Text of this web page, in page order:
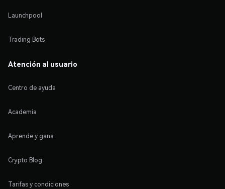
Launchpool
Trading Bots
Atención al usuario
Centro de ayuda
Academia
Aprende y gana
Crypto Blog
Tarifas y condiciones